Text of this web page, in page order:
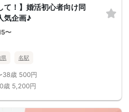
て！】婚活初心者向け同
気企画♪
〜
名駅
38歳 500円
歳 5,200円